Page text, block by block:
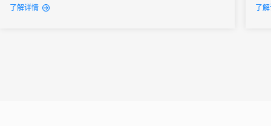
2025奋进征程，共启AI时代的战略新征程，以"破认知之界、破人效
了解详情
精
了